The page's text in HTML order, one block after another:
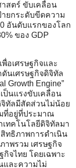
สตร์ ขับเคลื่อน
ายกระดับขีดความ
อันดับแรกของโลก
ของ GDP
อเศรษฐกิจและ
นเศรษฐกิจดิจิทัล
Growth Engine”
ป็นแรงขับเคลื่อน
จิทัลมีสัดส่วนไม่น้อย
มที่อยู่ที่ประมาณ
เทคโนโลยีดิจิทัลมา
ทธิภาพการดำเนิน
าพรวม เศรษฐกิจ
กิจไทย โดยเฉพาะ
และความไม่